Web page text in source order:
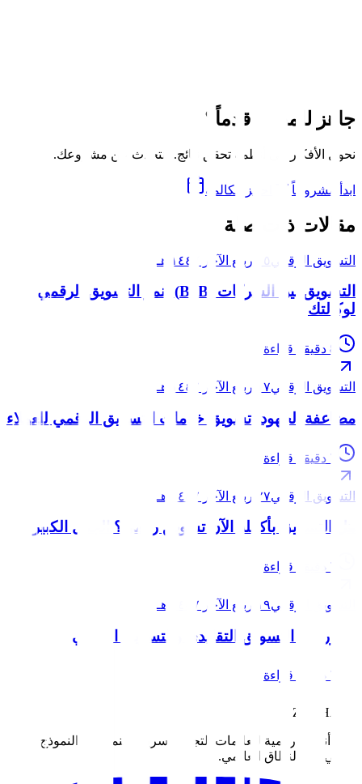
جاهز للمضي قدماً؟
نحول الأفكار إلى أنظمة تحقق نتائج. لنتحدث عن مشروعك.
ابدأ مشروعاً احجز مكالمة
مقالات ذات صلة
التسويق الرقمي
التسويق بين الشركات (B2B) لنمو التسويق الرقمي
لوكالتك
8 دقيقة قراءة
التسويق الرقمي١٧ ربيع الآخر ١٤٤٧ هـ
مضاعفة الجهود: تسويق خدمات التسويق الرقمي للعملاء
7 دقيقة قراءة
التسويق الرقمي٢٧ ربيع الآخر ١٤٤٧ هـ
هل التسويق بأكمله الآن تسويق رقمي؟ الجدل الكبير
7 دقيقة قراءة
التسويق الرقمي١٩ ربيع الآخر ١٤٤٧ هـ
التآزر بين التسويق التقليدي والتسويق الرقمي
7 دقيقة قراءة
ZOUHALL
نبني أنظمة رقمية للعلامات التجارية سريعة النمو. من النموذج
الأولي إلى النطاق العالمي.